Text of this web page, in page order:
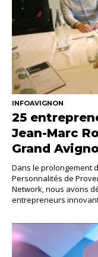
INFOAVIGNON
25
Jean-Marc
Grand
Dans le prolongement
Personnalités de
Network, nous avons
entrepreneurs